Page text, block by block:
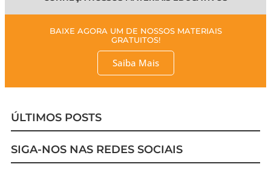
BAIXE AGORA UM DE NOSSOS MATERIAIS
GRATUITOS!
Saiba Mais
ÚLTIMOS POSTS
SIGA-NOS NAS REDES SOCIAIS